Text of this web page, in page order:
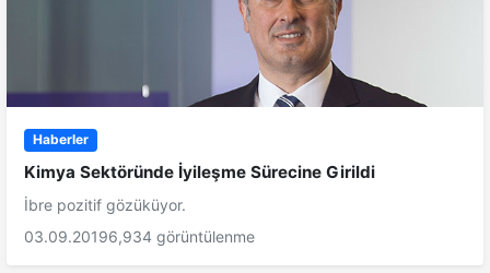
Haberler
Kimya Sektöründe İyileşme Sürecine Girildi
İbre pozitif gözüküyor.
03.09.20196,934 görüntülenme